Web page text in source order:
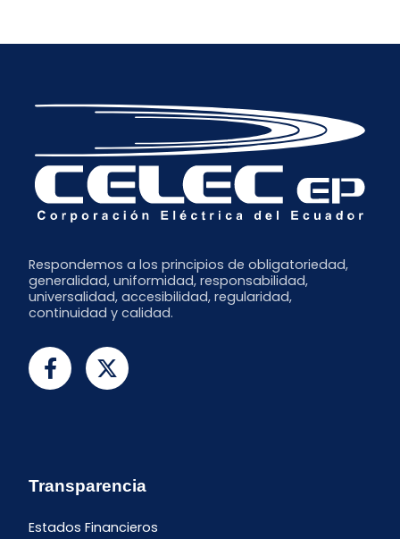
Respondemos a los principios de obligatoriedad,
generalidad, uniformidad, responsabilidad,
universalidad, accesibilidad, regularidad,
continuidad y calidad.
Transparencia
Estados Financieros